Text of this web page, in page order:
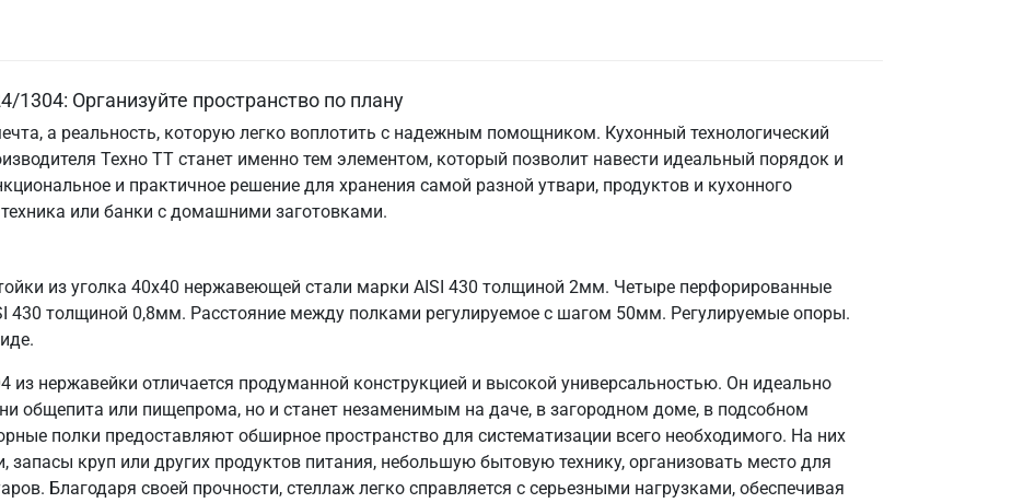
Организуйте пространство по плану
а реальность, которую легко воплотить с надежным помощником. Кухонный технологический
Техно ТТ станет именно тем элементом, который позволит навести идеальный порядок и
и практичное решение для хранения самой разной утвари, продуктов и кухонного
или банки с домашними заготовками.
из уголка 40х40 нержавеющей стали марки AISI 430 толщиной 2мм. Четыре перфорированные
430 толщиной 0,8мм. Расстояние между полками регулируемое с шагом 50мм. Регулируемые опоры.
нержавейки отличается продуманной конструкцией и высокой универсальностью. Он идеально
общепита или пищепрома, но и станет незаменимым на даче, в загородном доме, в подсобном
полки предоставляют обширное пространство для систематизации всего необходимого. На них
круп или других продуктов питания, небольшую бытовую технику, организовать место для
Благодаря своей прочности, стеллаж легко справляется с серьезными нагрузками, обеспечивая